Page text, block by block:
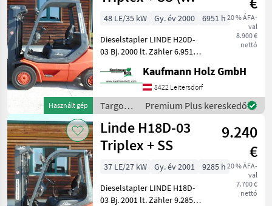
20
PH
386
E
25
387
Összes
megjelenítése
MARKETPLACE
Marketplace
Kereskedői
ajánlatok
Apróhirdetések
Használt gép
PERKINS )
20 % ÁFA-
val
8.900 €
nettó
48 LE/35 kW Gy. év 2000
6951 h
Dieselstapler LINDE H20D-
03 Bj. 2000 lt. Zähler 6.951
( baugleich 2, 5 Tonner ) 2,
22 Meter Bauhöhe 2, 03
Meter Masthöhe 4, 25 Me
Kaufmann Holz GmbH
8422 Leitersdorf
Targoncák
és
raktártechnika
/ Linde
Premium Plus kereskedő
Linde H18D-03
Triplex + SS
9.240
€
20 % ÁFA-
val
7.700 €
nettó
37 LE/27 kW Gy. év 2001
9285 h
Dieselstapler LINDE H18D-
03 Bj. 2001 lt. Zähler 9.285